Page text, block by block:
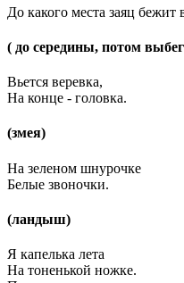
До какого места заяц бежит
( до середины, потом
Вьется веревка,
На конце - головка.
(змея)
На зеленом шнурочке
Белые звоночки.
(ландыш)
Я капелька лета
На тоненькой ножке.